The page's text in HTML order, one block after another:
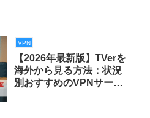
VPN
【2026年最新版】TVerを
海外から見る方法：状況
別おすすめのVPNサービ